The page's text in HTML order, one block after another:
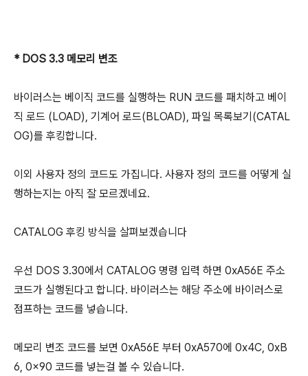
* DOS 3.3 메모리 변조
바이러스는 베이직 코드를 실행하는 RUN 코드를 패치하고 베이
직 로드 (LOAD), 기계어 로드(BLOAD), 파일 목록보기(CATAL
OG)를 후킹합니다.
이외 사용자 정의 코드도 가집니다. 사용자 정의 코드를 어떻게 실
행하는지는 아직 잘 모르겠네요.
CATALOG 후킹 방식을 살펴보겠습니다
우선 DOS 3.30에서 CATALOG 명령 입력 하면 0xA56E 주소
코드가 실행된다고 합니다. 바이러스는 해당 주소에 바이러스로
점프하는 코드를 넣습니다.
메모리 변조 코드를 보면 0xA56E 부터 0xA570에 0x4C, 0xB
6, 0x90 코드를 넣는걸 볼 수 있습니다.